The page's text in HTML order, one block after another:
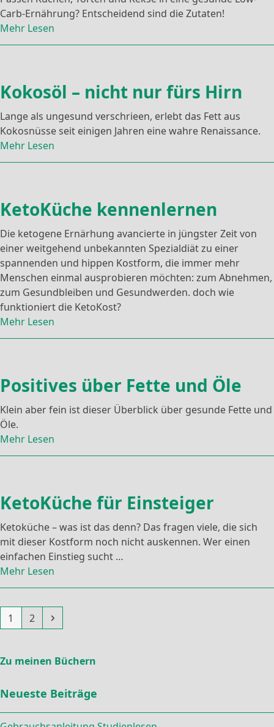
Carb-Ernährung? Entscheidend sind die Zutaten!
Mehr Lesen
Kokosöl – nicht nur fürs Hirn
Lange als ungesund verschrieen, erlebt das Fett aus
Kokosnüsse seit einigen Jahren eine wahre Renaissance.
Mehr Lesen
KetoKüche kennenlernen
Die ketogene Ernärhung avancierte in jüngster Zeit von
einer weitgehend unbekannten Spezialdiät zu einer
spannenden und hippen Kostform, die immer mehr
Menschen einmal ausprobieren möchten: zum Abnehmen,
zum Gesundbleiben und Gesundwerden. doch wie
funktioniert die KetoKost?
Mehr Lesen
Positives über Fette und Öle
Klein aber fein ist dieser Überblick über gesunde Fette und
Öle.
Mehr Lesen
KetoKüche für Einsteiger
Ketoküche – was ist das denn? Das fragen viele, die sich
mit dieser Kostform noch nicht auskennen. Wer einen
einfachen Einstieg sucht …
Mehr Lesen
Seite
1 Seite
2 Vorwärts
Zu meinen Büchern
Neueste Beiträge